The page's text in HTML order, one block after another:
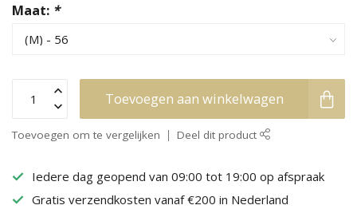
Maat: *
Toevoegen aan winkelwagen
Toevoegen om te vergelijken Deel dit product
Iedere dag geopend van 09:00 tot 19:00 op afspraak
Gratis verzendkosten vanaf €200 in Nederland